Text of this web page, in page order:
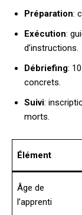
Préparation:
Exécution:
d’instructions.
Débriefing:
concrets.
Suivi:
morts.
Élément
Âge de
l’apprenti